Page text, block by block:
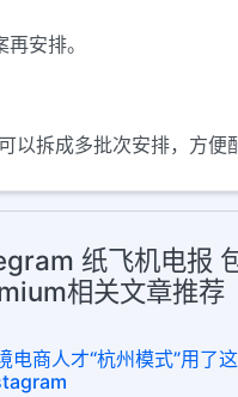
安排。
拆成多批次安排，方便
纸飞机电报
相关文章推荐
电商人才“杭州模式”用